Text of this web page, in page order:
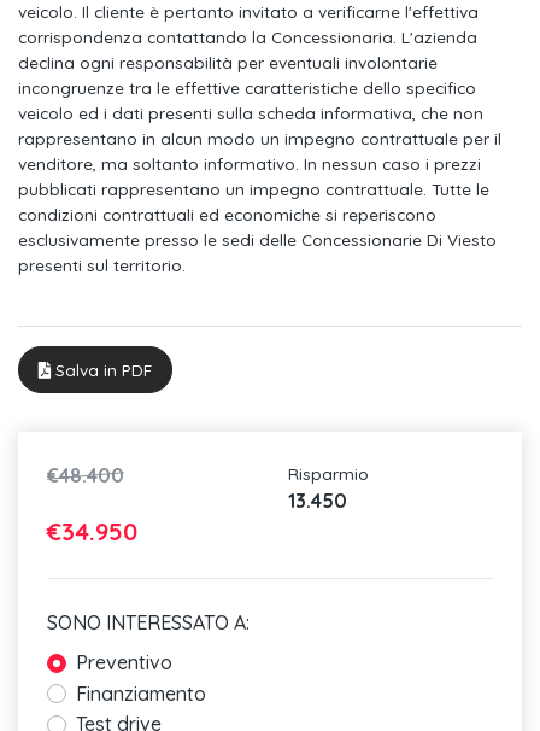
Alette parasole orientabili con specchietti di cortesia illuminati
Presa di corrente 12v nel vano bagagli
Paraurti verniciati nel colore carrozzeria
Specchietti retrovisori esterni e maniglie porte verniciati nel
colore carrozzeria
Cromature esterne su paraurti posteriore
Rivestimento sedili in tessuto e microfibra art velours
Servosterzo elettromeccanico con servotronic in funzione della
velocità
Tyre pressure monitoring tpms
Front assist con frenata di emergenza city emergency brake e
Freno di stazionamento elettronico con funzione auto hold
Cinture di sicurezza anteriori automatiche a 3 punti, con
veicolo. Il cliente è pertanto invitato a verificarne l'effettiva
corrispondenza contattando la Concessionaria. L'azienda
declina ogni responsabilità per eventuali involontarie
incongruenze tra le effettive caratteristiche dello specifico
veicolo ed i dati presenti sulla scheda informativa, che non
rappresentano in alcun modo un impegno contrattuale per il
venditore, ma soltanto informativo. In nessun caso i prezzi
pubblicati rappresentano un impegno contrattuale. Tutte le
condizioni contrattuali ed economiche si reperiscono
esclusivamente presso le sedi delle Concessionarie Di Viesto
presenti sul territorio.
Salva in PDF
€48.400 Risparmio
13.450
€34.950
SONO INTERESSATO A:
Preventivo
Finanziamento
Test drive